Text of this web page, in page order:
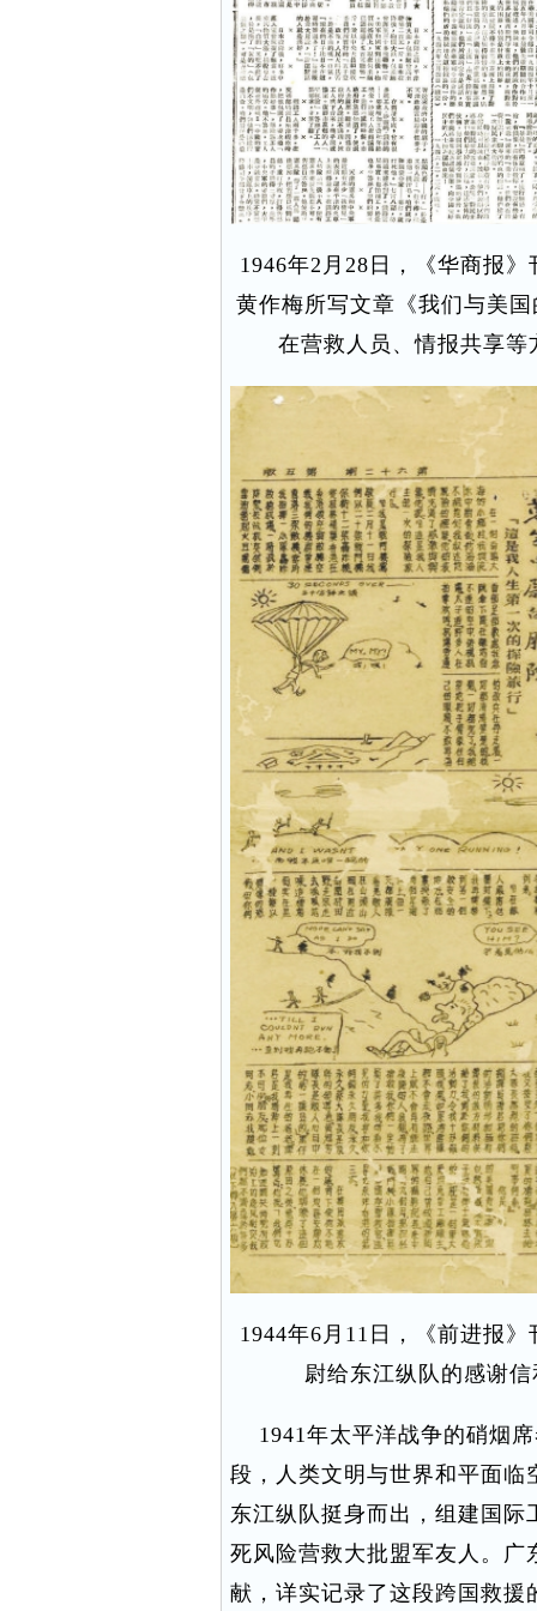
1946年2月28日，《华商报
黄作梅所写文章《我们与美
在营救人员、情报共享
1944年6月11日，《前进报
尉给东江纵队的感谢
1941年太平洋战争的硝烟席
段，人类文明与世界和平面临
东江纵队挺身而出，组建国
死风险营救大批盟军友人。广
献，详实记录了这段跨国救援